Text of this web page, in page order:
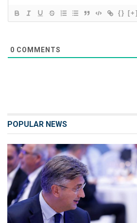
{} [+]
0 COMMENTS
POPULAR NEWS